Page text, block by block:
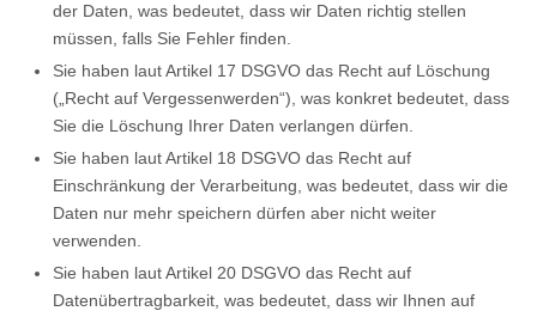
der Daten, was bedeutet, dass wir Daten richtig stellen
müssen, falls Sie Fehler finden.
Sie haben laut Artikel 17 DSGVO das Recht auf Löschung
(„Recht auf Vergessenwerden“), was konkret bedeutet, dass
Sie die Löschung Ihrer Daten verlangen dürfen.
Sie haben laut Artikel 18 DSGVO das Recht auf
Einschränkung der Verarbeitung, was bedeutet, dass wir die
Daten nur mehr speichern dürfen aber nicht weiter
verwenden.
Sie haben laut Artikel 20 DSGVO das Recht auf
Datenübertragbarkeit, was bedeutet, dass wir Ihnen auf